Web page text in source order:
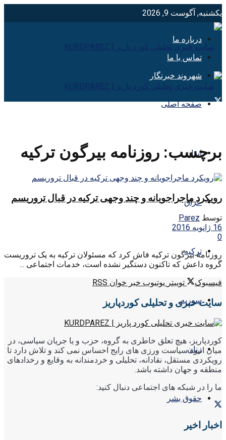
یکشنبه, آگوست 9, 2026
درباره ما
تماس با ما
شهروند خبرنگار
صفحه اصلی
ایران
عراق
ترکیه
سوریه
زنان
حقوق بشر
برچسب: روزنامه بیرگون ترکیه
رویکرد ماجراجویانه و چند وجهی ترکیه در قبال تروریسم
توسط Parez
16 ژانویه 2016
0
روزنامه بیرگون ترکیه فاش کرد که مسئولان ترکیه به یک تروریست
گروه داعش که تاکنون دستگیر نشده است، خدمات اجتماعی ...
فیسبوک
توییتر یوتیوب خبر خوان RSS
سایت خبری و تحلیلی کوردپاریز
کوردپاریز، هیچ تعلق خاطری به گروه، حزب و یا جریان سیاسی، در
میان انبوه سیاست ورزی های رایج احساس نمی کند و تلاش دارد تا
رویکردی مستقل، نقادانه، تحلیلی و خردمندانه به وقایع و رخدادهای
منطقه و جهان داشته باشد.
ما را در شبکه های اجتماعی دنبال کنید:
اخبار اخیر